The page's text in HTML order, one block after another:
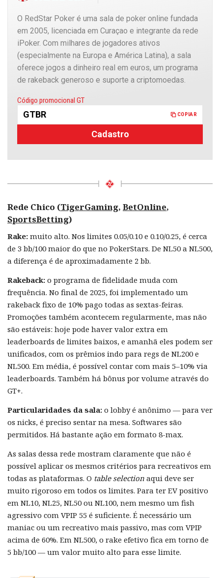
O RedStar Poker é uma sala de poker online fundada
em 2005, licenciada em Curaçao e integrante da rede
iPoker. Com milhares de jogadores ativos
(especialmente na Europa e América Latina), a sala
oferece jogos a dinheiro real em euros, um programa
de rakeback generoso e suporte a criptomoedas.
Código promocional GT
GTBR COPIAR
Cadastro
Rede Chico (TigerGaming, BetOnline,
SportsBetting)
Rake: muito alto. Nos limites 0.05/0.10 e 0.10/0.25, é cerca
de 3 bb/100 maior do que no PokerStars. De NL50 a NL500,
a diferença é de aproximadamente 2 bb.
Rakeback: o programa de fidelidade muda com
frequência. No final de 2025, foi implementado um
rakeback fixo de 10% pago todas as sextas-feiras.
Promoções também acontecem regularmente, mas não
são estáveis: hoje pode haver valor extra em
leaderboards de limites baixos, e amanhã eles podem ser
unificados, com os prêmios indo para regs de NL200 e
NL500. Em média, é possível contar com mais 5–10% via
leaderboards. Também há bônus por volume através do
GT+.
Particularidades da sala: o lobby é anônimo — para ver
os nicks, é preciso sentar na mesa. Softwares são
permitidos. Há bastante ação em formato 8-max.
As salas dessa rede mostram claramente que não é
possível aplicar os mesmos critérios para recreativos em
todas as plataformas. O table selection aqui deve ser
muito rigoroso em todos os limites. Para ter EV positivo
em NL10, NL25, NL50 ou NL100, nem mesmo um fish
agressivo com VPIP 55 é suficiente. É necessário um
maniac ou um recreativo mais passivo, mas com VPIP
acima de 60%. Em NL500, o rake efetivo fica em torno de
5 bb/100 — um valor muito alto para esse limite.